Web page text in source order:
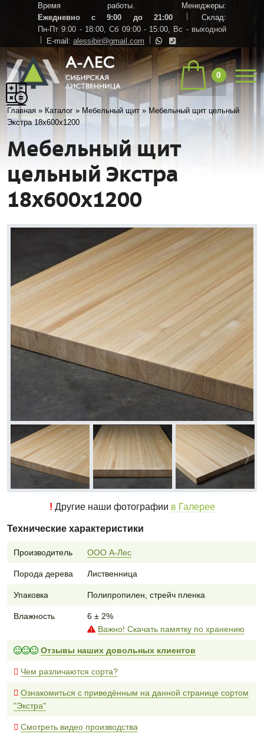
Время работы. Менеджеры:
Ежедневно с 9:00 до 21:00
Склад:
Пн-Пт 9:00 - 18:00, Сб 09:00 - 15:00, Вс - выходной
E-mail: alessibir@gmail.com
0
Главная » Каталог » Мебельный щит » Мебельный щит цельный
Экстра 18х600х1200
Мебельный щит
цельный Экстра
18х600х1200
! Другие наши фотографии в Галерее
Технические характеристики
Производитель ООО А-Лес
Порода дерева Лиственница
Упаковка Полипропилен, стрейч пленка
Влажность
6 ± 2%
Важно! Скачать памятку по хранению
Отзывы наших довольных клиентов
Чем различаются сорта?
Ознакомиться с приведённым на данной странице сортом
"Экстра"
Смотреть видео производства